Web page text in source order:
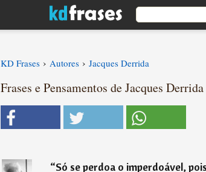
KD Frases › Autores › Jacques Derrida
Frases e Pensamentos de Jacques
“Só se perdoa o imperdoável,